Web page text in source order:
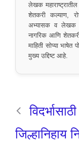
लेखक
शेतकरी कल्याण,
अभ्यासक व लेखक
नागरिक आणि
माहिती सोप्या भाषेत
मुख्य उद्दिष्ट आहे.
जिल्हानिहाय